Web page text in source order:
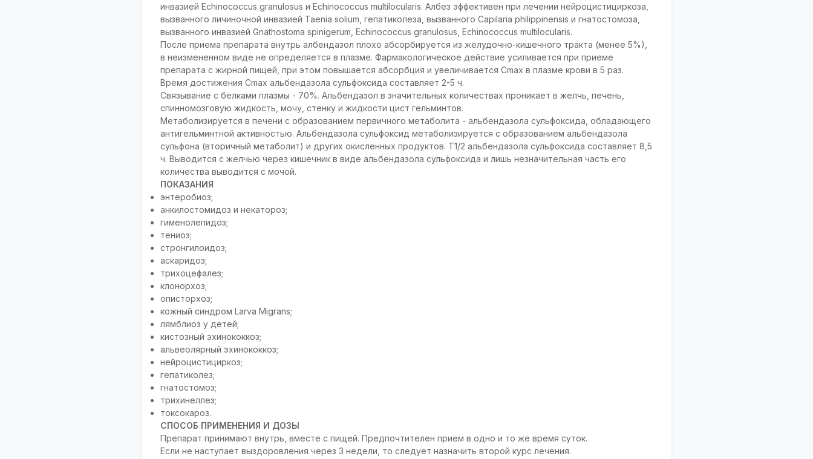
инвазией Echinococcus granulosus и Echinococcus multilocularis. Албез эффективен при лечении нейроцистициркоза,
вызванного личиночной инвазией Taenia solium, гепатиколеза, вызванного Capilaria philippinensis и гнатостомоза,
вызванного инвазией Gnathostoma spinigerum, Echinococcus granulosus, Echinococcus multilocularis.
После приема препарата внутрь албендазол плохо абсорбируется из желудочно-кишечного тракта (менее 5%),
в неизмененном виде не определяется в плазме. Фармакологическое действие усиливается при приеме
препарата с жирной пищей, при этом повышается абсорбция и увеличивается Сmax в плазме крови в 5 раз.
Время достижения Сmax альбендазола сульфоксида составляет 2-5 ч.
Связывание с белками плазмы - 70%. Альбендазол в значительных количествах проникает в желчь, печень,
спинномозговую жидкость, мочу, стенку и жидкости цист гельминтов.
Метаболизируется в печени с образованием первичного метаболита - альбендазола сульфоксида, обладающего
антигельминтной активностью. Альбендазола сульфоксид метаболизируется с образованием альбендазола
сульфона (вторичный метаболит) и других окисленных продуктов. T1/2 альбендазола сульфоксида составляет 8,5
ч. Выводится с желчью через кишечник в виде альбендазола сульфоксида и лишь незначительная часть его
количества выводится с мочой.
ПОКАЗАНИЯ
энтеробиоз;
анкилостомидоз и некатороз;
гименолепидоз;
тениоз;
стронгилоидоз;
аскаридоз;
трихоцефалез;
клонорхоз;
описторхоз;
кожный синдром Larva Migrans;
лямблиоз у детей;
кистозный эхинококкоз;
альвеолярный эхинококкоз;
нейроцистициркоз;
гепатиколез;
гнатостомоз;
трихинеллез;
токсокароз.
СПОСОБ ПРИМЕНЕНИЯ И ДОЗЫ
Препарат принимают внутрь, вместе с пищей. Предпочтителен прием в одно и то же время суток.
Если не наступает выздоровления через 3 недели, то следует назначить второй курс лечения.